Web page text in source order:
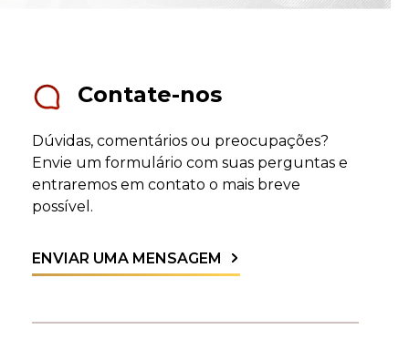
Contate-nos
Dúvidas, comentários ou preocupações?
Envie um formulário com suas perguntas e
entraremos em contato o mais breve
possível.
ENVIAR UMA MENSAGEM